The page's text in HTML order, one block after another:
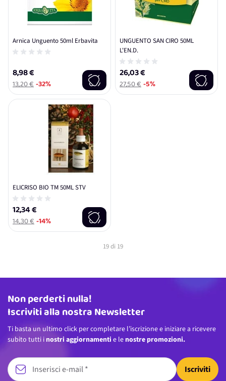
Arnica Unguento 50ml Erbavita
8,98 €
13,20 €-32%
UNGUENTO SAN CIRO 50ML
L'EN.D.
26,03 €
27,50 €-5%
ELICRISO BIO TM 50ML STV
12,34 €
14,30 €-14%
19di 19
Indirizzo email
Non perderti nulla!
Iscriviti alla nostra Newsletter
Ti basta un ultimo click per completare l’iscrizione e iniziare a ricevere
subito tutti i nostri aggiornamenti e le nostre promozioni.
Iscriviti